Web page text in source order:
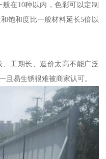
在10种以内，色彩可以定制
饱和度比一般材料延长5倍以
工期长、造价太高不能广泛
且易生锈很难被商家认可。